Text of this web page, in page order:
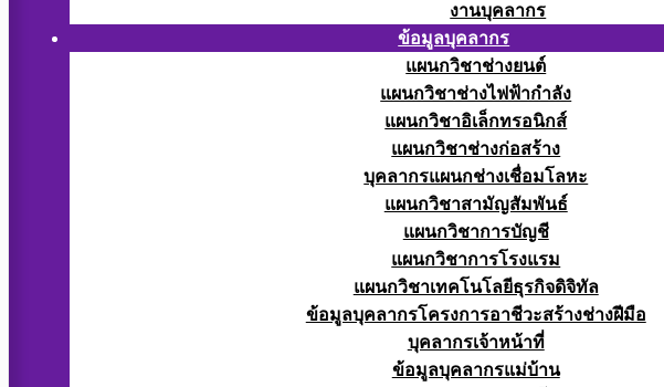
งานบุคลากร
ข้อมูลบุคลากร
แผนกวิชาช่างยนต์
แผนกวิชาช่างไฟฟ้ากำลัง
แผนกวิชาอิเล็กทรอนิกส์
แผนกวิชาช่างก่อสร้าง
บุคลากรแผนกช่างเชื่อมโลหะ
แผนกวิชาสามัญสัมพันธ์
แผนกวิชาการบัญชี
แผนกวิชาการโรงแรม
แผนกวิชาเทคโนโลยีธุรกิจดิจิทัล
ข้อมูลบุคลากรโครงการอาชีวะสร้างช่างฝีมือ
บุคลากรเจ้าหน้าที่
ข้อมูลบุคลากรแม่บ้าน